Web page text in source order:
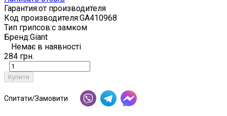
Гарантия:от производителя
Код производителя:GA410968
Тип грипсов:с замком
Бренд:Giant
Немає в наявності
284 грн.
Купити
Спитати/Замовити